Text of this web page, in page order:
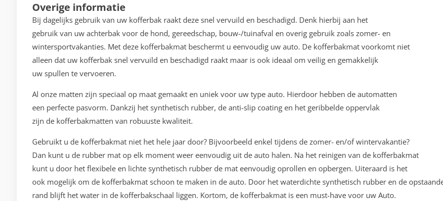
Overige informatie
Bij dagelijks gebruik van uw kofferbak raakt deze snel vervuild en beschadigd. Denk hierbij aan het
gebruik van uw achterbak voor de hond, gereedschap, bouw-/tuinafval en overig gebruik zoals zomer- en
wintersportvakanties. Met deze kofferbakmat beschermt u eenvoudig uw auto. De kofferbakmat voorkomt niet
alleen dat uw kofferbak snel vervuild en beschadigd raakt maar is ook ideaal om veilig en gemakkelijk
uw spullen te vervoeren.
Al onze matten zijn speciaal op maat gemaakt en uniek voor uw type auto. Hierdoor hebben de automatten
een perfecte pasvorm. Dankzij het synthetisch rubber, de anti-slip coating en het geribbelde oppervlak
zijn de kofferbakmatten van robuuste kwaliteit.
Gebruikt u de kofferbakmat niet het hele jaar door? Bijvoorbeeld enkel tijdens de zomer- en/of wintervakantie?
Dan kunt u de rubber mat op elk moment weer eenvoudig uit de auto halen. Na het reinigen van de kofferbakmat
kunt u door het flexibele en lichte synthetisch rubber de mat eenvoudig oprollen en opbergen. Uiteraard is het
ook mogelijk om de kofferbakmat schoon te maken in de auto. Door het waterdichte synthetisch rubber en de
rand blijft het water in de kofferbakschaal liggen. Kortom, de kofferbakmat is een must-have voor uw Auto.